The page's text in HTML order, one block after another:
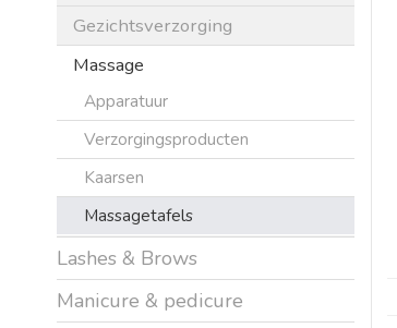
Gezichtsverzorging
Massage
Apparatuur
Verzorgingsproducten
Kaarsen
Massagetafels
Lashes & Brows
Manicure & pedicure